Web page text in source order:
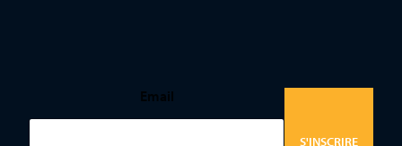
Email
S'INSCRIRE